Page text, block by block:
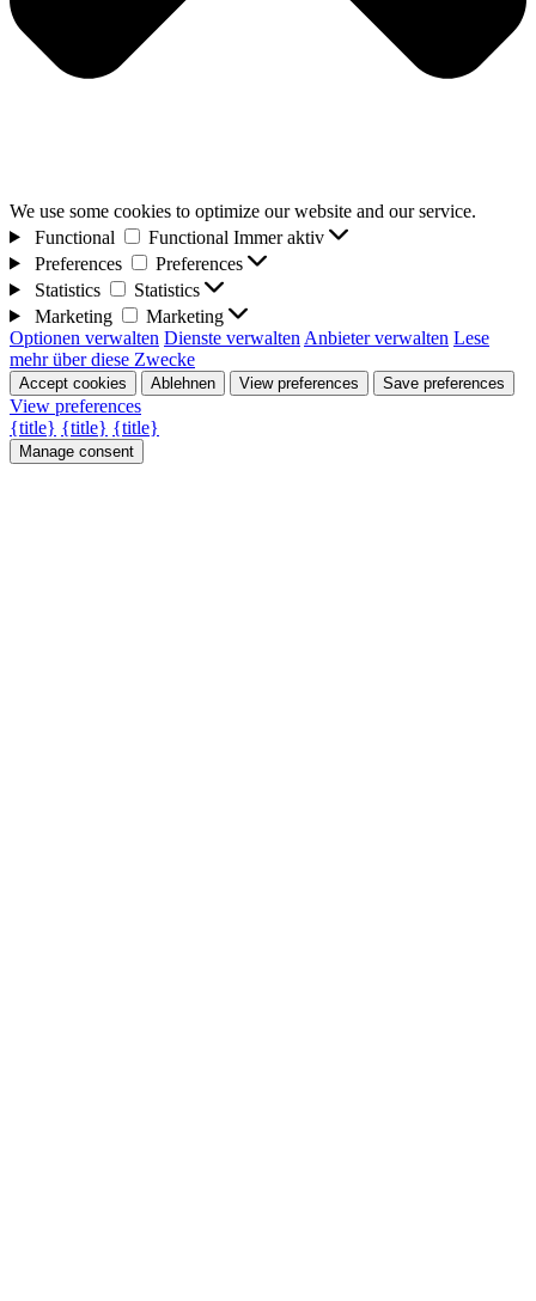
We use some cookies to optimize our website and our service.
Functional
Functional Immer aktiv
Preferences
Preferences
Statistics
Statistics
Marketing
Marketing
Optionen verwalten Dienste verwalten Anbieter verwalten Lese
mehr über diese Zwecke
Accept cookies Ablehnen View preferences Save preferences
View preferences
{title} {title} {title}
Manage consent